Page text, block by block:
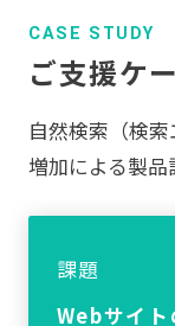
CASE STUDY
ご支援ケ
自然検索（検
増加による製品
課題
Webサイト